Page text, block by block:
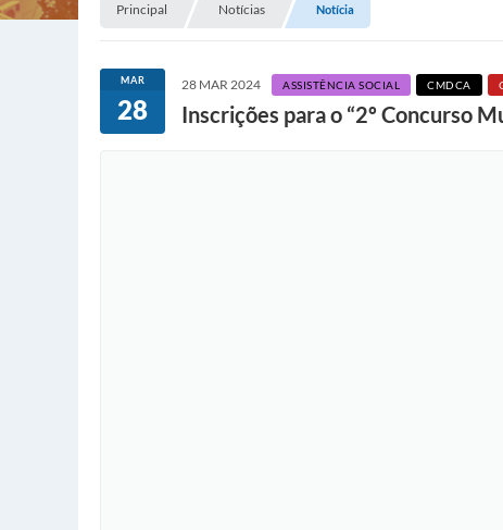
Principal Notícias Notícia
MAR
28
28 MAR 2024 ASSISTÊNCIA SOCIAL CMDCA
Inscrições para o “2º Concurso